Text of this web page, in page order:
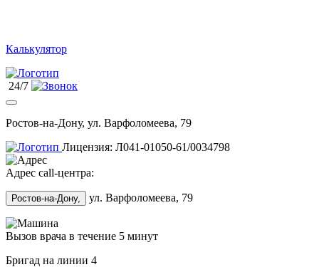
Калькулятор
24/7
Ростов-на-Дону, ул. Варфоломеева, 79
Лицензия: Л041-01050-61/0034798
Адрес call-центра:
Ростов-на-Дону, ул. Варфоломеева, 79
Вызов врача в течение 5 минут
Бригад на линии 4